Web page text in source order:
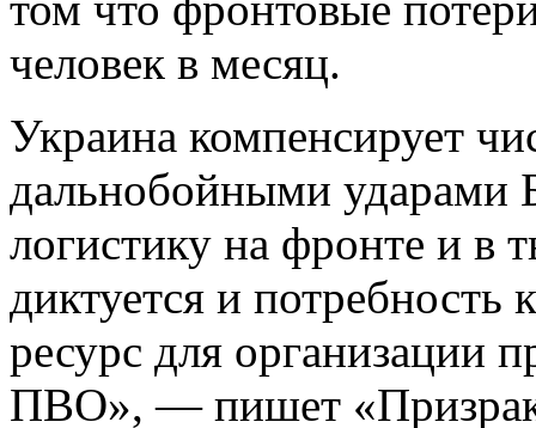
человек в месяц.
Украина компенсирует
дальнобойными
логистику на фронте и в
диктуется и потребность
ресурс для организации
ПВО», — пишет